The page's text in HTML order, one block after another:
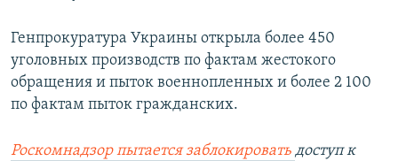
Генпрокуратура Украины открыла более 450
уголовных производств по фактам жестокого
обращения и пыток военнопленных и более 2 100
по фактам пыток гражданских.
Роскомнадзор пытается заблокировать доступ к